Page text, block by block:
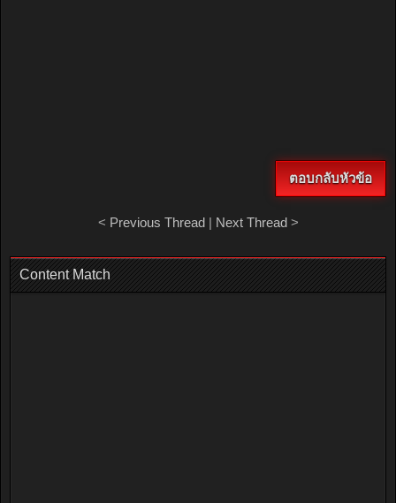
ตอบกลับหัวข้อ
< Previous Thread| Next Thread>
Content Match